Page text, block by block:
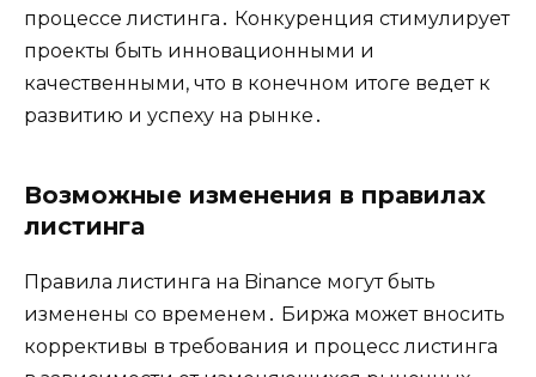
процессе листинга․ Конкуренция стимулирует
проекты быть инновационными и
качественными‚ что в конечном итоге ведет к
развитию и успеху на рынке․
Возможные изменения в правилах
листинга
Правила листинга на Binance могут быть
изменены со временем․ Биржа может вносить
коррективы в требования и процесс листинга